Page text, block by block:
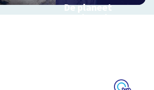
De planeet
aarde en haar